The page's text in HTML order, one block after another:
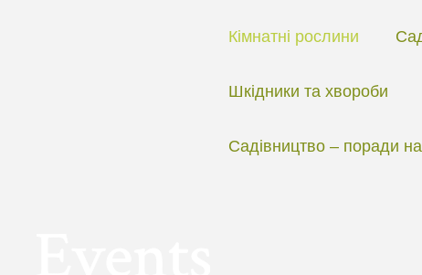
Кімнатні рослини
Шкідники та хвороби
Садівництво – поради